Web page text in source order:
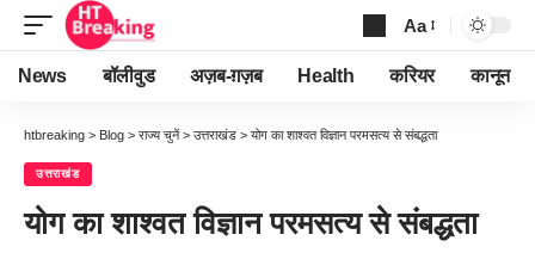
Font
Resizer
Aa
News बॉलीवुड अज़ब-ग़ज़ब Health करियर कानून
htbreaking > Blog > राज्य चुनें > उत्तराखंड > योग का शाश्वत विज्ञान परमसत्य से संबद्धता
उत्तराखंड
योग का शाश्वत विज्ञान परमसत्य से संबद्धता